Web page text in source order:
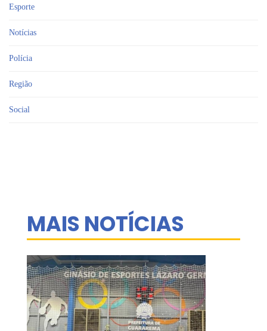
Esporte
Notícias
Polícia
Região
Social
MAIS NOTÍCIAS